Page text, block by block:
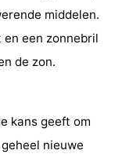
middelen.
en een zonnebril
de zon.
kans geeft om
nieuwe